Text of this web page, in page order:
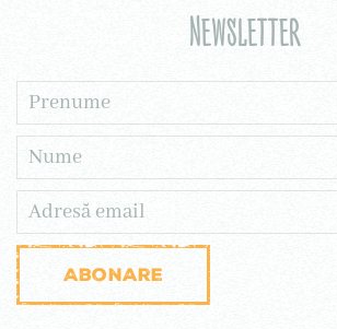
Newsletter
Abonare